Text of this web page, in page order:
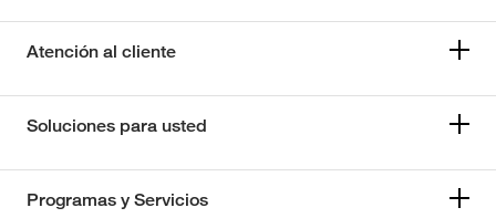
Atención al cliente
Soluciones para usted
Programas y Servicios